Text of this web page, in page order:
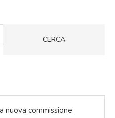
CERCA
nuova commissione